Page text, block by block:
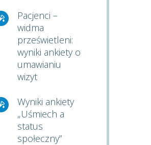
Pacjenci –
widma
prześwietleni:
wyniki ankiety o
umawianiu
wizyt
Wyniki ankiety
„Uśmiech a
status
społeczny”